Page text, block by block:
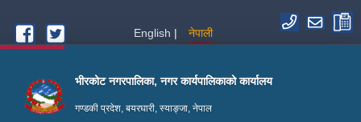
English
नेपाली
भीरकोट नगरपालिका, नगर कार्यपालिकाको कार्यालय
गण्डकी प्रदेश, बयरघारी, स्याङ्जा, नेपाल